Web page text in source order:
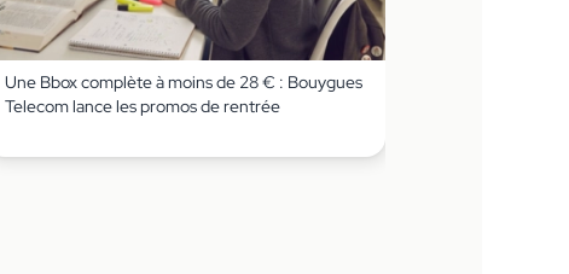
Une Bbox complète à moins de 28 € : Bouygues
Telecom lance les promos de rentrée